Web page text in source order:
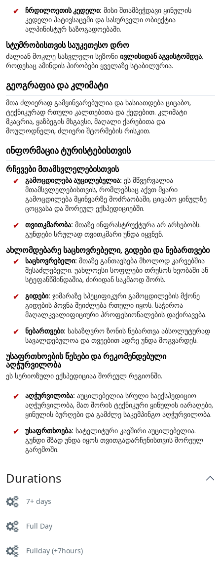
ჩრდილოეთის კედელი: მისი შთამბეჭდავი ყინულის
კედელი პატივსაცემი და სასურველი ობიექტია
ალპინისტურ საზოგადოებაში.
სტუმრობისთვის საუკეთესო დრო
ძალიან მოკლე სასვლელი სეზონი ივლისიდან აგვისტომდეა,
როდესაც ამინდის პირობები ყველაზე სტაბილურია.
გეოგრაფია და კლიმატი
მთა ძლიერად გამყინვარებულია და ხასიათდება ციცაბო,
ტექნიკურად რთული კალთებითა და ქედებით. კლიმატი
მკაცრია, ყაზბეგის მსგავსი, მაღალი ქარებითა და
მოულოდნელი, ძლიერი შტორმების რისკით.
ინფორმაცია ტურისტებისთვის
რჩევები მთამსვლელებისთვის
გამოცდილება აუცილებელია: ეს მწვერვალია
მთამსვლელებისთვის, რომლებსაც აქვთ მყარი
გამოცდილება მყინვარზე მოძრაობაში, ციცაბო ყინულზე
ცოცვასა და შორეულ ექსპედიციებში.
თვითკმარობა: მთაზე ინფრასტრუქტურა არ არსებობს.
გუნდები სრულად თვითკმარი უნდა იყვნენ.
ახლომდებარე საცხოვრებელი, გიდები და ნებართვები
საცხოვრებელი: მთაზე განთავსება მხოლოდ კარვებშია
შესაძლებელი. უახლოესი სოფლები თრუსოს ხეობაში ან
სტეფანწმინდაშია, ძირიდან საკმაოდ შორს.
გიდები: ჯიმარაზე სპეციფიკური გამოცდილების მქონე
გიდების პოვნა შეიძლება რთული იყოს. საჭიროა
მაღალკვალიფიციური პროფესიონალების დაქირავება.
ნებართვები: სასაზღვრო ზონის ნებართვა აბსოლუტურად
სავალდებულოა და თვეებით ადრე უნდა მოგვარდეს.
უსაფრთხოების წესები და რეკომენდებული
აღჭურვილობა
ეს სერიოზული ექსპედიციაა შორეულ რეგიონში.
აღჭურვილობა: აუცილებელია სრული საექსპედიციო
აღჭურვილობა, მათ შორის ტექნიკური ყინულის იარაღები,
ყინულის ბურღები და გამძლე საკემპინგო აღჭურვილობა.
უსაფრთხოება: სატელიტური კავშირი აუცილებელია.
გუნდი მზად უნდა იყოს თვითგადარჩენისთვის შორეულ
გარემოში.
Durations
7+ days
Full Day
Fullday (+7hours)